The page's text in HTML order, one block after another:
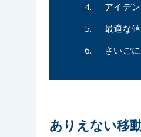
アイデ
最適な
さいごに
ありえない移